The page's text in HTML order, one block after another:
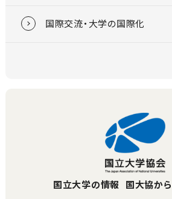
国際交流・大学の国際化
国立大学の情報
国大協か